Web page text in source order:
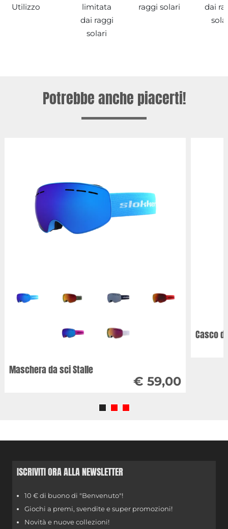
Utilizzo
limitata
dai raggi
solari
raggi solari
dai
Potrebbe anche piacerti!
Maschera da sci Stalle
€ 59,00
Casco
ISCRIVITI ORA ALLA NEWSLETTER
10 € di buono di "Benvenuto"!
Giochi a premi, svendite e super promozioni!
Novità e nuove collezioni!